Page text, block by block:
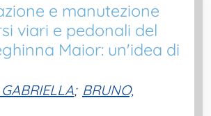
e manutezione
viari e pedonali del
Maior: un'idea di
; BRUNO,